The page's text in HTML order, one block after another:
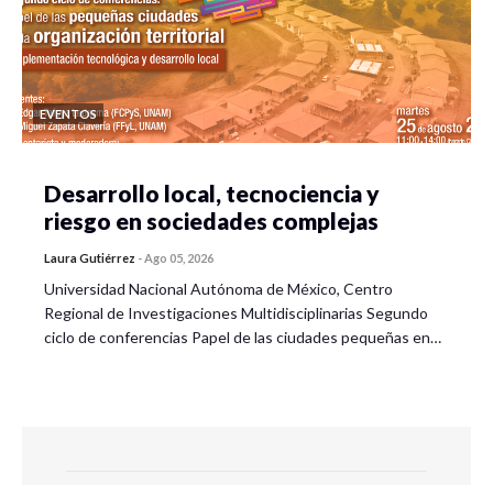
EVENTOS
Desarrollo local, tecnociencia y
riesgo en sociedades complejas
Laura Gutiérrez - Ago 05, 2026
Universidad Nacional Autónoma de México, Centro
Regional de Investigaciones Multidisciplinarias Segundo
ciclo de conferencias Papel de las ciudades pequeñas en…